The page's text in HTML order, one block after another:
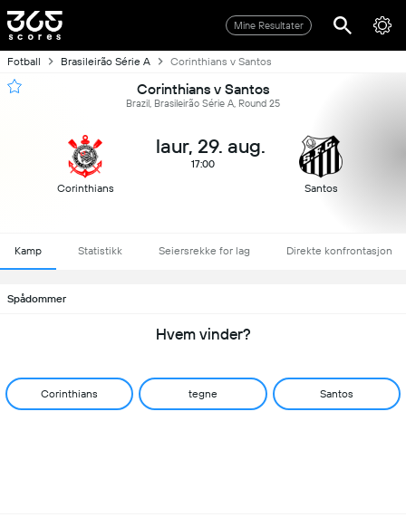
Mine Resultater
Fotball Brasileirão Série A Corinthians v Santos
Corinthians v Santos
Brazil, Brasileirão Série A, Round 25
Corinthians
laur, 29. aug.
17:00
Santos
Kamp Statistikk Seiersrekke for lag Direkte konfrontasjon
Spådommer
Hvem vinder?
Corinthians tegne Santos